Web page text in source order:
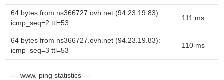
64 bytes from ns366727.ovh.net (94.23.19.83):
icmp_seq=2 ttl=53
111 ms
64 bytes from ns366727.ovh.net (94.23.19.83):
icmp_seq=3 ttl=53
110 ms
--- www. ping statistics ---